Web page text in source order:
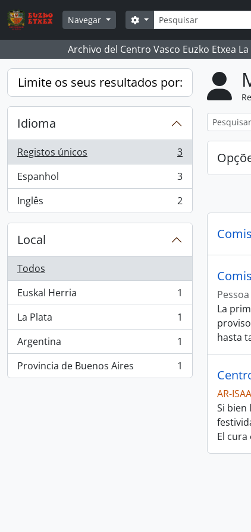
Skip to main content
Navegar
Pesquisar
Search options
Archivo del Centro Vasco Euzko Etxea La
Limite os seus resultados por:
Idioma
Registos únicos
, 3 resultados
3
Espanhol
, 3 resultados
3
Inglês
, 2 resultados 2
Local
Todos
Euskal Herria
, 1 resultados
1
La Plata
, 1 resultados
1
Argentina
, 1 resultados
1
Provincia de Buenos Aires
, 1 resultados 1
La
hasta
AR-
Si bien
El